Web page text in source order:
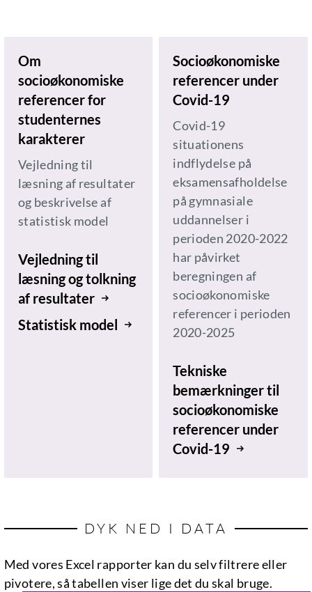
Om
socioøkonomiske
referencer for
studenternes
karakterer
Vejledning til
læsning af resultater
og beskrivelse af
statistisk model
Vejledning til
læsning og tolkning
af resultater
Statistisk model
Socioøkonomiske
referencer under
Covid-19
Covid-19
situationens
indflydelse på
eksamensafholdelse
på gymnasiale
uddannelser i
perioden 2020-2022
har påvirket
beregningen af
socioøkonomiske
referencer i perioden
2020-2025
Tekniske
bemærkninger til
socioøkonomiske
referencer under
Covid-19
DYK NED I DATA
Med vores Excel rapporter kan du selv filtrere eller
pivotere, så tabellen viser lige det du skal bruge.